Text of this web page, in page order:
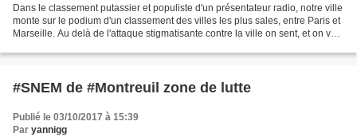
Dans le classement putassier et populiste d'un présentateur radio, notre ville
monte sur le podium d'un classement des villes les plus sales, entre Paris et
Marseille. Au delà de l'attaque stigmatisante contre la ville on sent, et on voit
#SNEM de #Montreuil zone de lutte
Publié le 03/10/2017 à 15:39
Par yannigg